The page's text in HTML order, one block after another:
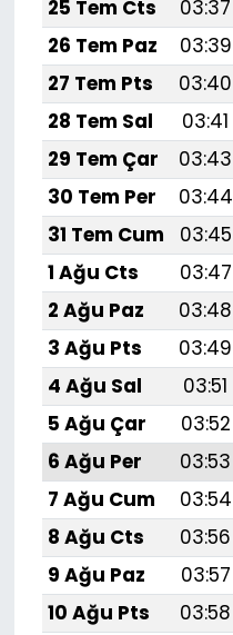
25 Tem Cts
03:37
26 Tem Paz
03:39
27 Tem Pts
03:40
28 Tem Sal
03:41
29 Tem Çar
03:43
30 Tem Per
03:44
31 Tem Cum
03:45
1 Ağu Cts
03:47
2 Ağu Paz
03:48
3 Ağu Pts
03:49
4 Ağu Sal
03:51
5 Ağu Çar
03:52
6 Ağu Per
03:53
7 Ağu Cum
03:54
8 Ağu Cts
03:56
9 Ağu Paz
03:57
10 Ağu Pts
03:58